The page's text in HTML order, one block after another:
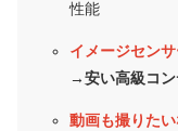
性能
イメージセン
→安い高級コ
動画も撮りた